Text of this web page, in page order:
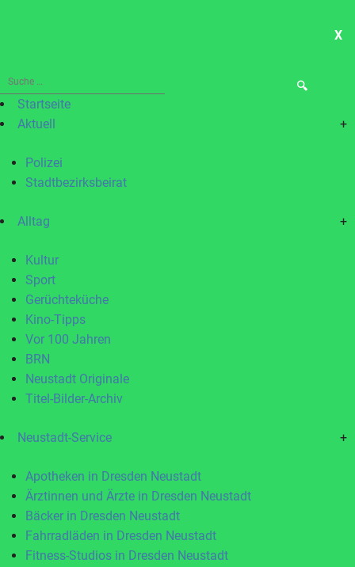
X
Suche
nach:Startseite
Aktuell
+
Polizei
Stadtbezirksbeirat
Alltag +
Kultur
Sport
Gerüchteküche
Kino-Tipps
Vor 100 Jahren
BRN
Neustadt Originale
Titel-Bilder-Archiv
Neustadt-Service +
Apotheken in Dresden Neustadt
Ärztinnen und Ärzte in Dresden Neustadt
Bäcker in Dresden Neustadt
Fahrradläden in Dresden Neustadt
Fitness-Studios in Dresden Neustadt